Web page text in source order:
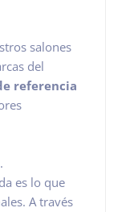
salones
del
referencia
.
es lo que
A través